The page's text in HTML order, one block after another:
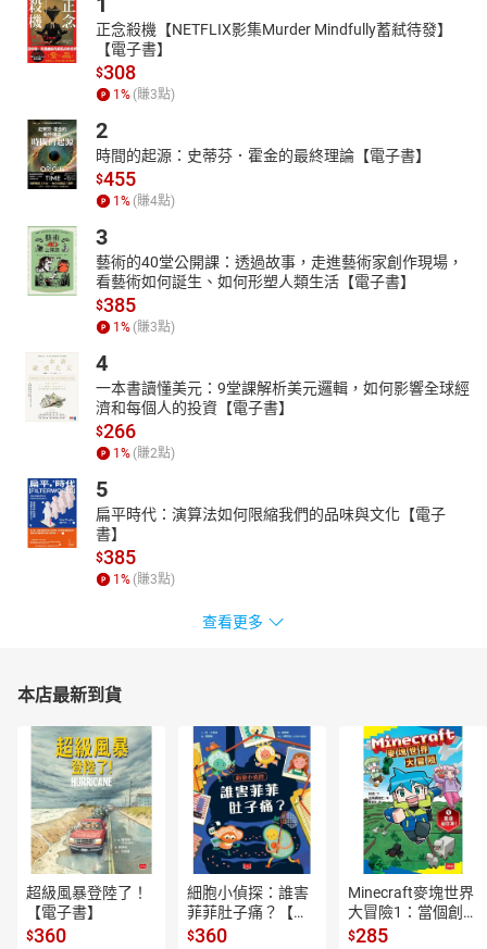
正念殺機【NETFLIX影集Murder Mindfully蓄弒待發】
【電子書】
$308
1 % (賺3點)
2
時間的起源：史蒂芬．霍金的最終理論【電子書】
$455
1 % (賺4點)
3
藝術的40堂公開課：透過故事，走進藝術家創作現場，
看藝術如何誕生、如何形塑人類生活【電子書】
$385
1 % (賺3點)
4
一本書讀懂美元：9堂課解析美元邏輯，如何影響全球經
濟和每個人的投資【電子書】
$266
1 % (賺2點)
5
扁平時代：演算法如何限縮我們的品味與文化【電子
書】
$385
1 % (賺3點)
查看更多
本店最新到貨
超級風暴登陸了！
【電子書】
$360
細胞小偵探：誰害
菲菲肚子痛？【電
子書】
$360
Minecraft麥塊世界
大冒險1：當個創世
神！【電子書】
$285